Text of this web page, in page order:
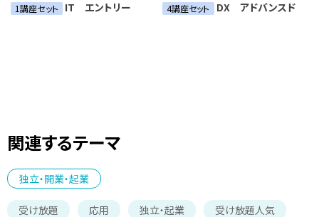
1講座セット IT エントリー 4講座セット DX アドバンスド
関連するテーマ
独立・開業・起業
受け放題 応用 独立・起業 受け放題人気